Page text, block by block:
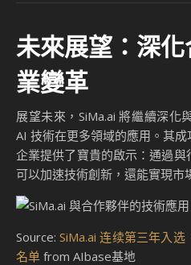
未來展望：深
業變革
展望未來，SiMa.ai 將繼續深化
AI 技術在更多領域的應用。其
企業提供了寶貴的啟示：通過
可以加速技術創新，還能實現市
Source:SiMa.ai 连续第三年入
名单 from AIbase基地